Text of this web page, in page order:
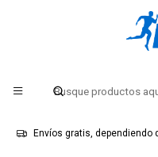
Envíos gratis, dependiendo